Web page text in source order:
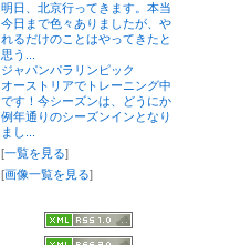
明日、北京行ってきます。本当
今日まで色々ありましたが、や
れるだけのことはやってきたと
思う...
ジャパンパラリンピック
オーストリアでトレーニング中
です！今シーズンは、どうにか
例年通りのシーズンインとなり
まし...
[一覧を見る]
[画像一覧を見る]